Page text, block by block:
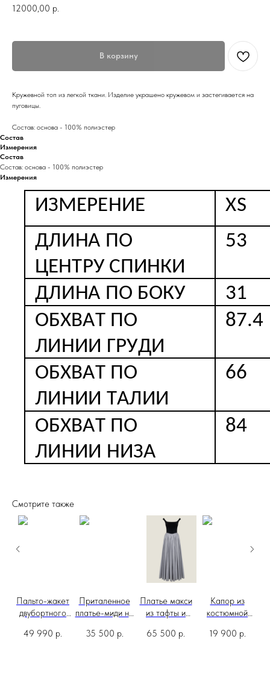
12000,00 р.
В корзину
Кружевной топ из легкой ткани. Изделие украшено кружевом и застегивается на
пуговицы.
Состав: основа - 100% полиэстер
Состав
Измерения
Состав
Состав: основа - 100% полиэстер
Измерения
Смотрите также
Пальто-жакет
двубортного
49 990 р.
Приталенное
платье-миди на
35 500 р.
Платье макси
из тафты и
65 500 р.
Капор из
костюмной
19 900 р.